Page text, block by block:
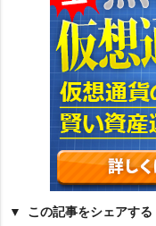
この記事をシェアする